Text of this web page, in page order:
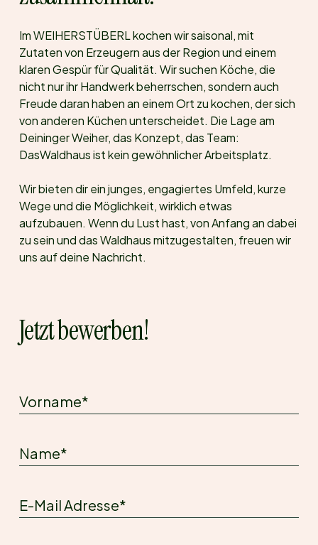
Im WEIHERSTÜBERL kochen wir saisonal, mit
Zutaten von Erzeugern aus der Region und einem
klaren Gespür für Qualität. Wir suchen Köche, die
nicht nur ihr Handwerk beherrschen, sondern auch
Freude daran haben an einem Ort zu kochen, der sich
von anderen Küchen unterscheidet. Die Lage am
Deininger Weiher, das Konzept, das Team:
DasWaldhaus ist kein gewöhnlicher Arbeitsplatz.
Wir bieten dir ein junges, engagiertes Umfeld, kurze
Wege und die Möglichkeit, wirklich etwas
aufzubauen. Wenn du Lust hast, von Anfang an dabei
zu sein und das Waldhaus mitzugestalten, freuen wir
uns auf deine Nachricht.
Jetzt bewerben!